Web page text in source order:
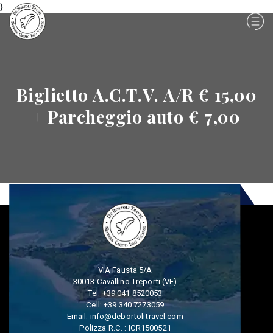
}
Biglietto A.C.T.V. A/R € 15,00
+ Parcheggio auto € 7,00
VIA Fausta 5/A
30013 Cavallino Treporti (VE)
Tel:+39 041 8520053
Cell:+39 340 7273059
Email: info@debortolitravel.com
Polizza R.C. : ICR1500521